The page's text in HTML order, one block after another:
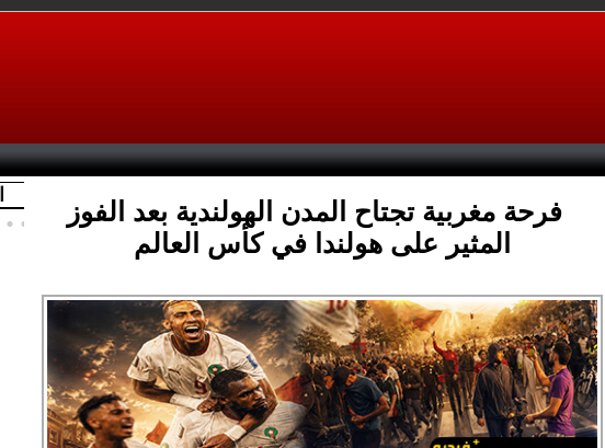
فرحة مغربية تجتاح المدن الهولندية بعد الفوز
المثير على هولندا في كأس العالم